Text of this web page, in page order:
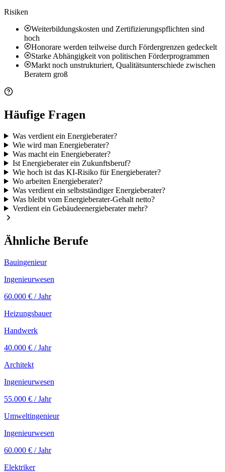
Risiken
Weiterbildungskosten und Zertifizierungspflichten sind
hoch
Honorare werden teilweise durch Fördergrenzen gedeckelt
Starke Abhängigkeit von politischen Förderprogrammen
Markt noch unstrukturiert, Qualitätsunterschiede zwischen
Beratern groß
Häufige Fragen
Was verdient ein Energieberater?
Wie wird man Energieberater?
Was macht ein Energieberater?
Ist Energieberater ein Zukunftsberuf?
Wie hoch ist das KI-Risiko für Energieberater?
Wo arbeiten Energieberater?
Was verdient ein selbstständiger Energieberater?
Was bleibt vom Energieberater-Gehalt netto?
Verdient ein Gebäudeenergieberater mehr?
Ähnliche Berufe
Bauingenieur
Ingenieurwesen
60.000 € / Jahr
Heizungsbauer
Handwerk
40.000 € / Jahr
Architekt
Ingenieurwesen
55.000 € / Jahr
Umweltingenieur
Ingenieurwesen
60.000 € / Jahr
Elektriker